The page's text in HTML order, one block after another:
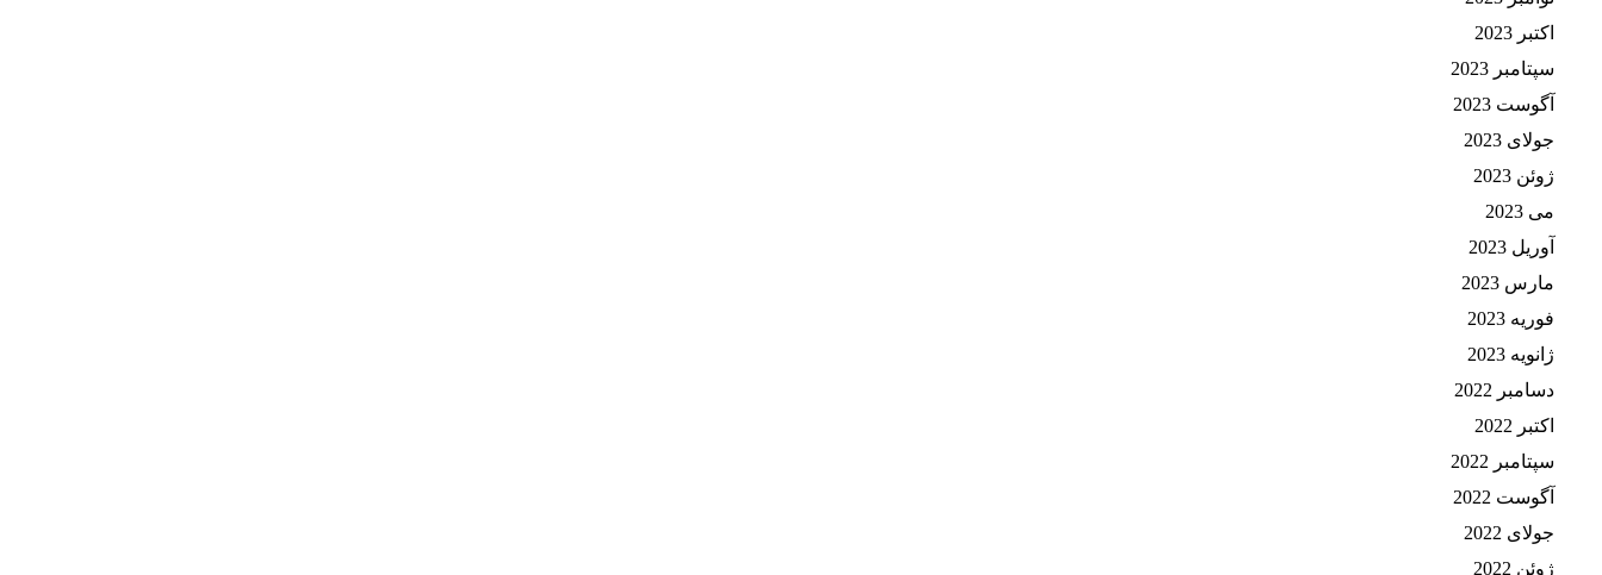
اکتبر 2023
سپتامبر 2023
آگوست 2023
جولای 2023
ژوئن 2023
می 2023
آوریل 2023
مارس 2023
فوریه 2023
ژانویه 2023
دسامبر 2022
اکتبر 2022
سپتامبر 2022
آگوست 2022
جولای 2022
ژوئن 2022